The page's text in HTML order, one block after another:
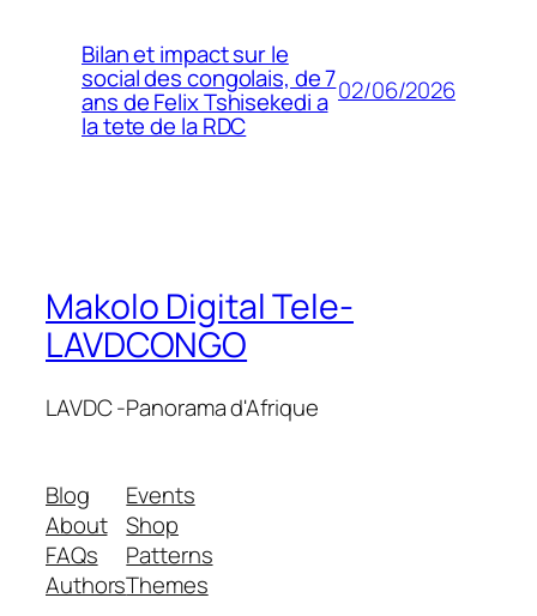
Bilan et impact sur le
social des congolais, de 7
ans de Felix Tshisekedi a
la tete de la RDC
02/06/2026
Makolo Digital Tele-
LAVDCONGO
LAVDC -Panorama d'Afrique
Blog
About
FAQs
Authors
Events
Shop
Patterns
Themes